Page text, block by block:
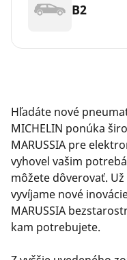
B2
Hľadáte nové
MICHELIN ponúka
MARUSSIA pre
vyhovel vašim
môžete dôverovať.
vyvíjame nové
MARUSSIA
kam potrebujete.